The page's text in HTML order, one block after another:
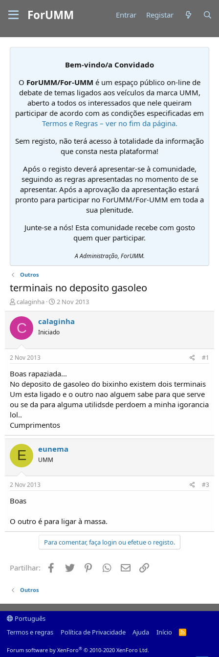
ForUMM Entrar Registar
Bem-vindo/a Convidado
O ForUMM/For-UMM é um espaço público on-line de
debate de temas ligados aos veículos da marca UMM,
aberto a todos os interessados que nele queiram
participar de acordo com as condições especificadas em
Termos e Regras – ver no fim da página.
Sem registo, não terá acesso à totalidade da informação
que consta nesta plataforma!
Após o registo deverá apresentar-se à comunidade,
seguindo as regras apresentadas no momento de se
apresentar. Após a aprovação da apresentação estará
pronto para participar no ForUMM/For-UMM em toda a
sua plenitude.
Junte-se a nós! Esta comunidade recebe com gosto
quem quer participar.
A Administração, ForUMM.
Outros
terminais no deposito gasoleo
I
n
i
c
i
d
o
r
e
T
ó
p
i
c
o
s
calaginha
D
a
t
a
d
í
c
i
o
2 Nov 2013
C calaginha
Iniciado
2 Nov 2013 #1
Boas rapaziada...
No deposito de gasoleo do bixinho existem dois terminais
Um esta ligado e o outro nao alguem sabe para que serve
ou se da para alguma utilidsde perdoem a minha igorancia
lol..
Cumprimentos
E eunema
UMM
2 Nov 2013 #3
Boas
O outro é para ligar à massa.
Para comentar, faça login ou efetue o registo.
Partilhar: Facebook
Twitter PinterestWhatsapp
Email
Outros
Português
Termos e regras
Política de Privacidade Ajuda Início
R
Forum software by XenForo® © 2010-2020 XenForo Ltd.